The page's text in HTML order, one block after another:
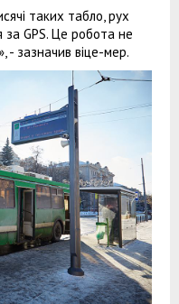
таких табло, рух
GPS. Це робота не
- зазначив віце-мер.